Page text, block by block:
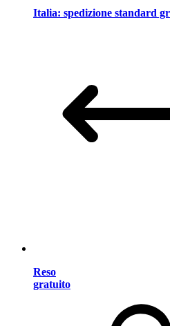
Italia: spedizione standard
Reso
gratuito